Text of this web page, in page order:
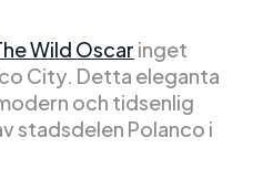
Wild Oscar inget
City. Detta eleganta
och tidsenlig
stadsdelen Polanco i